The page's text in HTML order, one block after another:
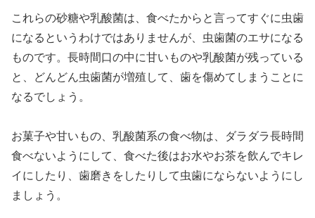
これらの砂糖や乳酸菌は、食べたからと言ってすぐに虫歯
になるというわけではありませんが、虫歯菌のエサになる
ものです。長時間口の中に甘いものや乳酸菌が残っている
と、どんどん虫歯菌が増殖して、歯を傷めてしまうことに
なるでしょう。
お菓子や甘いもの、乳酸菌系の食べ物は、ダラダラ長時間
食べないようにして、食べた後はお水やお茶を飲んでキレ
イにしたり、歯磨きをしたりして虫歯にならないようにし
ましょう。